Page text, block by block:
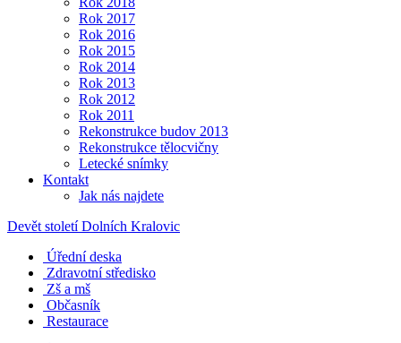
Rok 2017
Rok 2016
Rok 2015
Rok 2014
Rok 2013
Rok 2012
Rok 2011
Rekonstrukce budov 2013
Rekonstrukce tělocvičny
Letecké snímky
Kontakt
Jak nás najdete
Devět století Dolních Kralovic
Úřední deska
Zdravotní středisko
Zš a mš
Občasník
Restaurace